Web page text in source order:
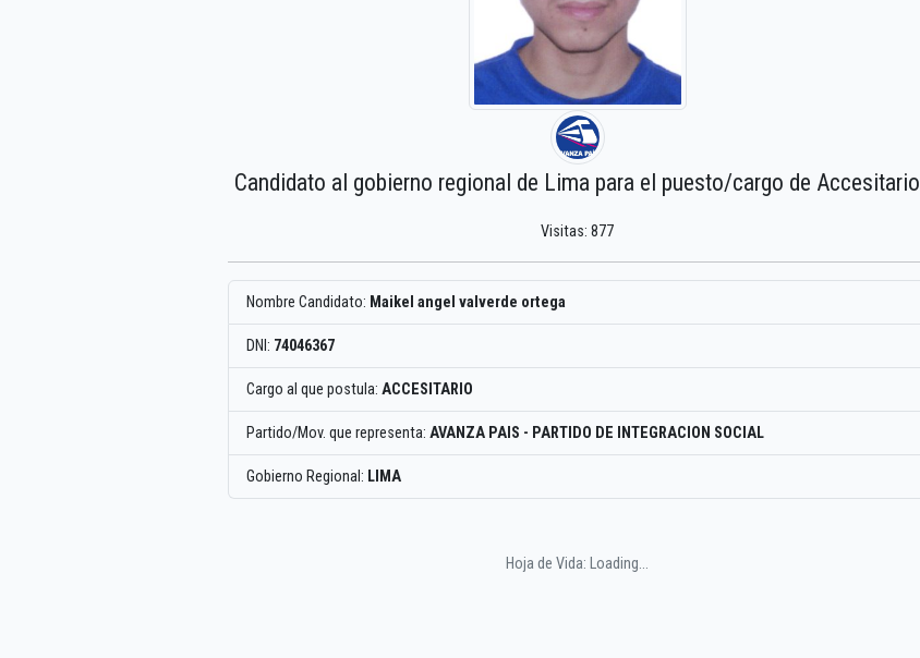
Candidato al gobierno regional de Lima para el puesto/cargo de Accesitario
Visitas: 877
Nombre Candidato: Maikel angel valverde ortega
DNI: 74046367
Cargo al que postula: ACCESITARIO
Partido/Mov. que representa: AVANZA PAIS - PARTIDO DE INTEGRACION SOCIAL
Gobierno Regional: LIMA
Hoja de Vida: Loading...